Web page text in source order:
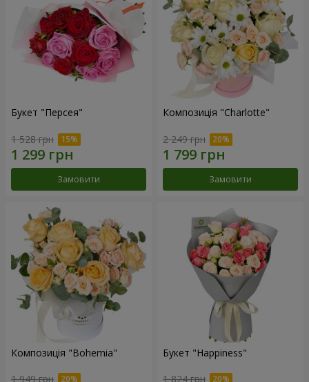
Букет "Персея"
1 528 грн
Замовити
Композиція "Charlotte"
2 249 грн
Замовити
Композиція "Bohemia"
1 949 грн
Букет "Happiness"
1 824 грн